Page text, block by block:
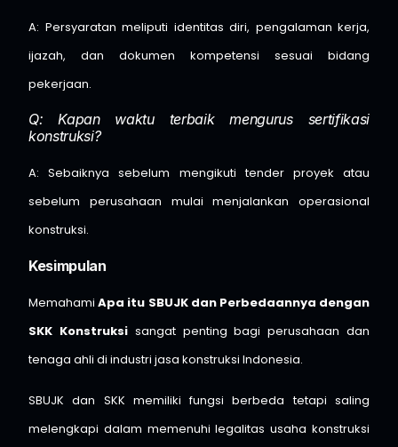
A: Persyaratan meliputi identitas diri, pengalaman kerja,
ijazah, dan dokumen kompetensi sesuai bidang
pekerjaan.
Q: Kapan waktu terbaik mengurus sertifikasi
konstruksi?
A: Sebaiknya sebelum mengikuti tender proyek atau
sebelum perusahaan mulai menjalankan operasional
konstruksi.
Kesimpulan
MemahamiApa itu SBUJK dan Perbedaannya dengan
SKK Konstruksisangat penting bagi perusahaan dan
tenaga ahli di industri jasa konstruksi Indonesia.
SBUJK dan SKK memiliki fungsi berbeda tetapi saling
melengkapi dalam memenuhi legalitas usaha konstruksi